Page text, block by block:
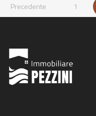
Precedente 1